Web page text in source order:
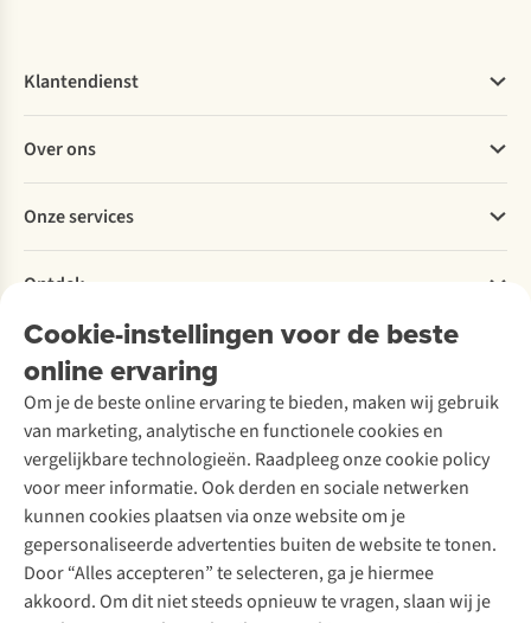
Cookie-instellingen voor de beste
online ervaring
Om je de beste online ervaring te bieden, maken wij gebruik
van marketing, analytische en functionele cookies en
vergelijkbare technologieën. Raadpleeg onze cookie policy
voor meer informatie. Ook derden en sociale netwerken
kunnen cookies plaatsen via onze website om je
gepersonaliseerde advertenties buiten de website te tonen.
Door “Alles accepteren” te selecteren, ga je hiermee
akkoord. Om dit niet steeds opnieuw te vragen, slaan wij je
Klantendienst
Bestellen
Betalen
Levering
Retourneren
Bestelling herroepen
Garantie
Contact
Over ons
Explore More
Verantwoord ondernemen
Over Ayacucho
Onze winkels
Over A.S.Adventure
Toegankelijkheidsverklaring
Onze services
Ski-onderhoud
Wasservice
Schoenonderhoud
Schoenherstelling
Kledingherstelling
Retouches
Voor bedrijven
Ontdek
A.S.Magazine
Podcast
Explore Academy
Explore Camp
Gear Check
Inspiratie & advies
Meld je aan voor de nieuwsbrief
Follow us